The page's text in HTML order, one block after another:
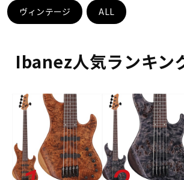
DTM オンライン納品
配信/ライブ機器
ヴィンテージ ALL
Ibanez人気ランキン